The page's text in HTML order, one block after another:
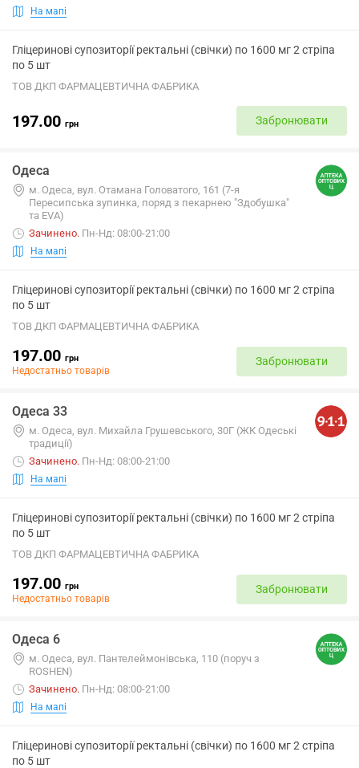
На мапі
Гліцеринові супозиторії ректальні (свічки) по 1600 мг 2 стріпа
по 5 шт
ТОВ ДКП ФАРМАЦЕВТИЧНА ФАБРИКА
197.00 грн Забронювати
Одеса
м. Одеса, вул. Отамана Головатого, 161 (7-я
Пересипська зупинка, поряд з пекарнею "Здобушка"
та ЕVА)
Зачинено. Пн-Нд: 08:00-21:00
На мапі
Гліцеринові супозиторії ректальні (свічки) по 1600 мг 2 стріпа
по 5 шт
ТОВ ДКП ФАРМАЦЕВТИЧНА ФАБРИКА
197.00 грн
Недостатньо товарів
Забронювати
Одеса 33
м. Одеса, вул. Михайла Грушевського, 30Г (ЖК Одеські
традиції)
Зачинено. Пн-Нд: 08:00-21:00
На мапі
Гліцеринові супозиторії ректальні (свічки) по 1600 мг 2 стріпа
по 5 шт
ТОВ ДКП ФАРМАЦЕВТИЧНА ФАБРИКА
197.00 грн
Недостатньо товарів
Забронювати
Одеса 6
м. Одеса, вул. Пантелеймонівська, 110 (поруч з
ROSHEN)
Зачинено. Пн-Нд: 08:00-21:00
На мапі
Гліцеринові супозиторії ректальні (свічки) по 1600 мг 2 стріпа
по 5 шт